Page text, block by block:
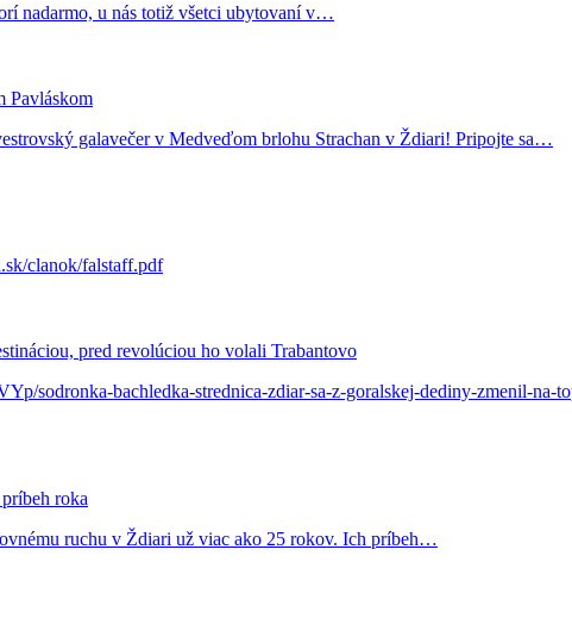
nadarmo, u nás totiž všetci ubytovaní v…
Pavláskom
galavečer v Medveďom brlohu Strachan v Ždiari! Pripojte sa…
clanok/falstaff.pdf
pred revolúciou ho volali Trabantovo
sodronka-bachledka-strednica-zdiar-sa-z-goralskej-dediny-zmenil-
roka
ruchu v Ždiari už viac ako 25 rokov. Ich príbeh…